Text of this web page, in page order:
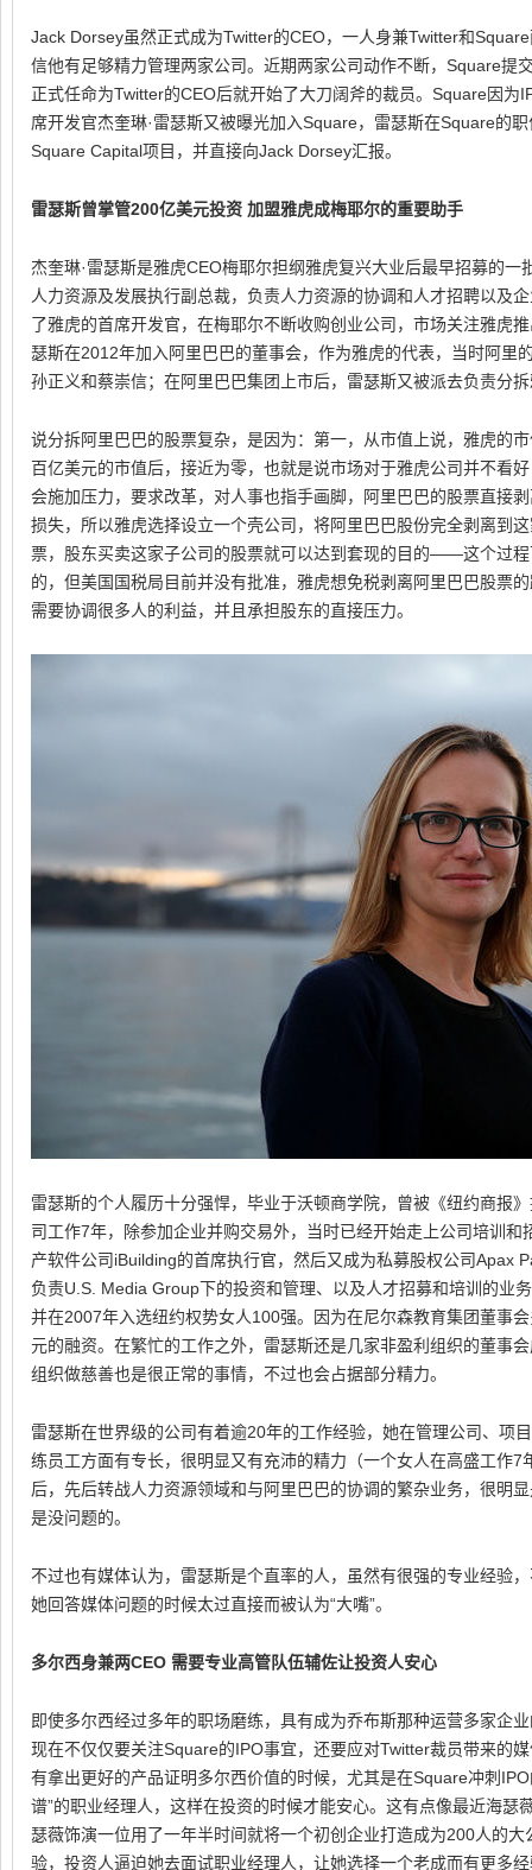
Jack Dorsey虽然正式成为Twitter的CEO，一人身兼Twitter和
信他有足够精力管理两家公司。近期两家公司动作不断，Square提
正式任命为Twitter的CEO后就开始了大刀阔斧的裁员。Square因为
席开发官杰奎琳·雷瑟斯又被曝光加入Square，雷瑟斯在Square的
Square Capital项目，并直接向Jack Dorsey汇报。
雷瑟斯曾掌管200亿美元投资 加盟雅虎成梅耶尔的重要助手
杰奎琳·雷瑟斯是雅虎CEO梅耶尔担纲雅虎复兴大业后最早招募的
人力资源及发展执行副总裁，负责人力资源的协调和人才招聘以及
了雅虎的首席开发官，在梅耶尔不断收购创业公司，市场关注雅虎
瑟斯在2012年加入阿里巴巴的董事会，作为雅虎的代表，当时阿里
孙正义和蔡崇信；在阿里巴巴集团上市后，雷瑟斯又被派去负责分
说分拆阿里巴巴的股票复杂，是因为：第一，从市值上说，雅虎的
百亿美元的市值后，接近为零，也就是说市场对于雅虎公司并不看
会施加压力，要求改革，对人事也指手画脚，阿里巴巴的股票直接
损失，所以雅虎选择设立一个壳公司，将阿里巴巴股份完全剥离到
票，股东买卖这家子公司的股票就可以达到套现的目的——这个过
的，但美国国税局目前并没有批准，雅虎想免税剥离阿里巴巴股票
需要协调很多人的利益，并且承担股东的直接压力。
雷瑟斯的个人履历十分强悍，毕业于沃顿商学院，曾被《纽约商报
司工作7年，除参加企业并购交易外，当时已经开始走上公司培训
产软件公司iBuilding的首席执行官，然后又成为私募股权公司Apax
负责U.S. Media Group下的投资和管理、以及人才招募和培训的业
并在2007年入选纽约权势女人100强。因为在尼尔森教育集团董事
元的融资。在繁忙的工作之外，雷瑟斯还是几家非盈利组织的董事
组织做慈善也是很正常的事情，不过也会占据部分精力。
雷瑟斯在世界级的公司有着逾20年的工作经验，她在管理公司、项
练员工方面有专长，很明显又有充沛的精力（一个女人在高盛工作
后，先后转战人力资源领域和与阿里巴巴的协调的繁杂业务，很明
是没问题的。
不过也有媒体认为，雷瑟斯是个直率的人，虽然有很强的专业经验
她回答媒体问题的时候太过直接而被认为“大嘴”。
多尔西身兼两CEO 需要专业高管队伍辅佐让投资人安心
即使多尔西经过多年的职场磨练，具有成为乔布斯那种运营多家企
现在不仅仅要关注Square的IPO事宜，还要应对Twitter裁员带来的
有拿出更好的产品证明多尔西价值的时候，尤其是在Square冲刺
谱”的职业经理人，这样在投资的时候才能安心。这有点像最近海瑟
瑟薇饰演一位用了一年半时间就将一个初创企业打造成为200人的
验，投资人逼迫她去面试职业经理人，让她选择一个老成而有更多